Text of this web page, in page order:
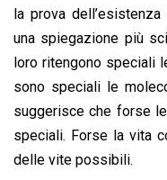
la prova
una spiegazione più
loro ritengono speciali
sono speciali le
suggerisce che forse
speciali. Forse la vita
delle vite possibili.